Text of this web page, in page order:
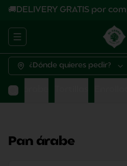
🚚DELIVERY GRATIS por
Abrir menu de navegación
¿Dónde quieres pedir?
Pan árabe
Pan árabe